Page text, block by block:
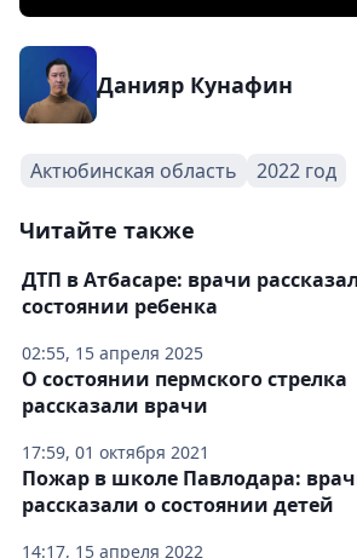
Данияр Кунафин
Актюбинская область 2022 год
Читайте также
02:55, 15 апреля 2025
ДТП в Атбасаре: врачи
состоянии ребенка
17:59, 01 октября 2021
О состоянии пермского стрелка
рассказали врачи
14:17, 15 апреля 2022
Пожар в школе Павлодара:
рассказали о состоянии детей